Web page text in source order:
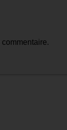
commentaire.